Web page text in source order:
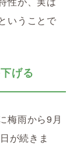
いうことで
げる
梅雨から9月
が続きま